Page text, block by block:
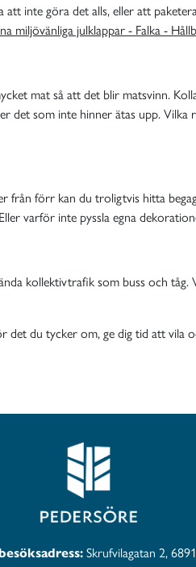
inte göra det alls, eller att
miljövänliga julklappar - Falka -
mat så att det blir matsvinn.
som inte hinner ätas upp.
förr kan du troligtvis hitta
varför inte pyssla egna
kollektivtrafik som buss och
du tycker om, ge dig tid att vila
Skrufvilagatan 2,